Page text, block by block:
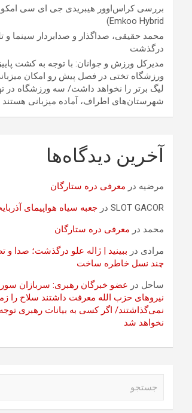
Emkoo Hybrid)
محمد حقیقی، صداگذار و صدابردار سینما و
درگذشت
مدیرکل ورزش و جوانان: با توجه به کشت
ورزشگاه تختی در فصل پیش رو امکان
لیگ برتر را نخواهد داشت/ سه ورزشگاه در
شهرستان‌های اطراف، آماده میزبانی هستند
آخرین دیدگاه‌ها
مرضیه در معرفی دره ستارگان
SLOT GACOR در جعبه سیاه هواپیمای
محمد در معرفی دره ستارگان
مرادی در ببینید | ژاله علو درگذشت؛ صدا و
چند نسل خاطره ساخت
ساحل در عضو خبرگان رهبری: سربازان سوری
نیروهای حزب الله معرفت داشتند سلاح را
نمی‌گذاشتند/ اگر کسی به بیانات رهبری
نخواهد شد